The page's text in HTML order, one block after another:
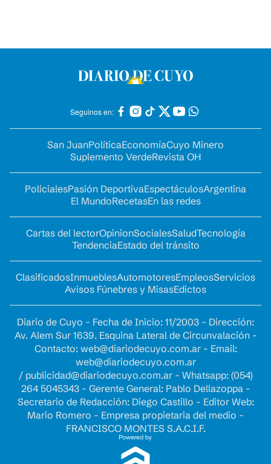
Seguinos en:
San JuanPolíticaEconomíaCuyo Minero
Suplemento VerdeRevista OH
PolicialesPasión DeportivaEspectáculosArgentina
El MundoRecetasEn las redes
Cartas del lectorOpinionSocialesSaludTecnología
TendenciaEstado del tránsito
ClasificadosInmueblesAutomotoresEmpleosServicios
Avisos Fúnebres y MisasEdictos
Diario de Cuyo - Fecha de Inicio: 11/2003 - Dirección:
Av. Alem Sur 1639. Esquina Lateral de Circunvalación -
Contacto: web@diariodecuyo.com.ar- Email:
web@diariodecuyo.com.ar
/ publicidad@diariodecuyo.com.ar- Whatsapp: (054)
264 5045343 - Gerente General: Pablo Dellazoppa -
Secretario de Redacción: Diego Castillo - Editor Web:
Mario Romero - Empresa propietaria del medio -
FRANCISCO MONTES S.A.C.I.F.